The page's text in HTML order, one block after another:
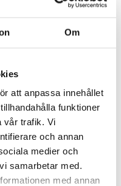
Om
att anpassa innehållet
funktioner
vår trafik. Vi
och annan
medier och
samarbetar med.
med annan
Baby Hop N' Bounce
BABY